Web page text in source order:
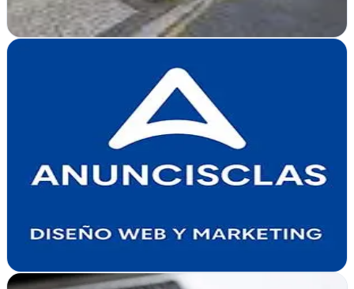
Ver ficha completa
Diseño web Lleida - ANUNCISCLAS - MAD
Diseño web en Lleida con enfoque en resultados. Crean sitios
sólida
Ver ficha